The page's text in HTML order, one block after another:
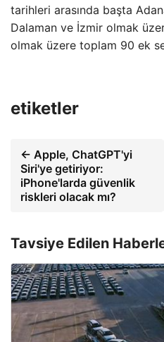
tarihleri ​​arasında başta
Dalaman ve İzmir olmak
olmak üzere toplam 90 ek
etiketler
← Apple, ChatGPT'yi
Siri'ye getiriyor:
iPhone'larda güvenlik
riskleri olacak mı?
Tavsiye Edilen